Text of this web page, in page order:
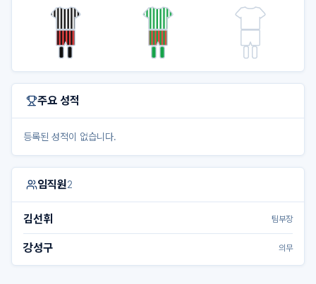
주요 성적
등록된 성적이 없습니다.
임직원2
김선휘 팀부장
강성구 의무